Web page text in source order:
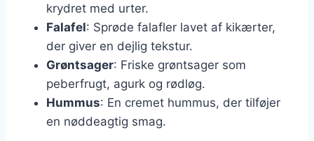
krydret med urter.
Falafel: Sprøde falafler lavet af kikærter,
der giver en dejlig tekstur.
Grøntsager: Friske grøntsager som
peberfrugt, agurk og rødløg.
Hummus: En cremet hummus, der tilføjer
en nøddeagtig smag.